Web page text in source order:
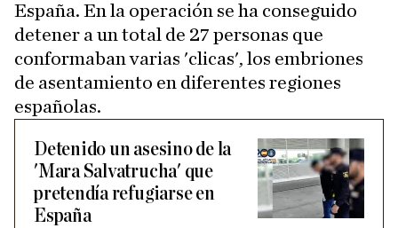
España. En la operación se ha conseguido
detener a un total de 27 personas que
conformaban varias 'clicas', los embriones
de asentamiento en diferentes regiones
españolas.
Detenido un asesino de la
'Mara Salvatrucha' que
pretendía refugiarse en
España